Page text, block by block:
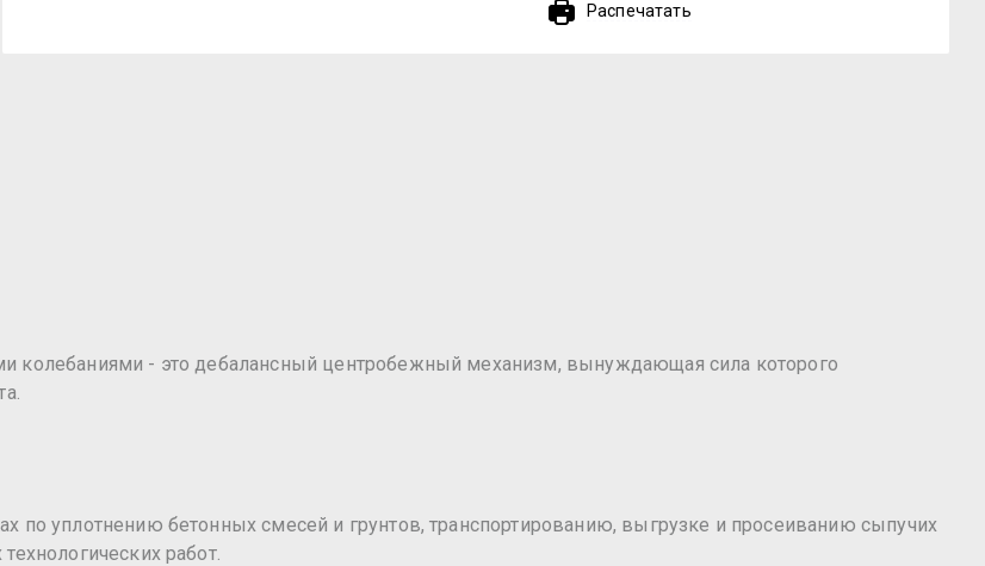
Распечатать
колебаниями - это дебалансный центробежный механизм, вынуждающая сила которого
по уплотнению бетонных смесей и грунтов, транспортированию, выгрузке и просеиванию сыпучих
работ.